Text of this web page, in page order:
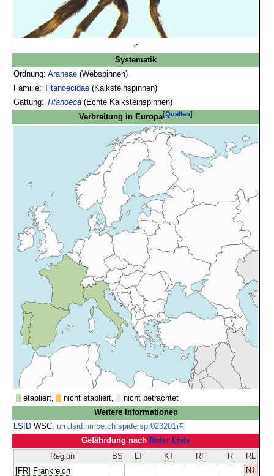
♂
Systematik
Ordnung:Araneae (Webspinnen)
Familie:Titanoecidae (Kalksteinspinnen)
Gattung: Titanoeca (Echte Kalksteinspinnen)
Verbreitung in Europa[Quellen]
etabliert, nicht etabliert,
nicht betrachtet
Weitere Informationen
LSID WSC:urn:lsid:nmbe.ch:spidersp:023201
Gefährdung nach Roter Liste
Region
BS LT KT RF R
RL
[FR] Frankreich
NT